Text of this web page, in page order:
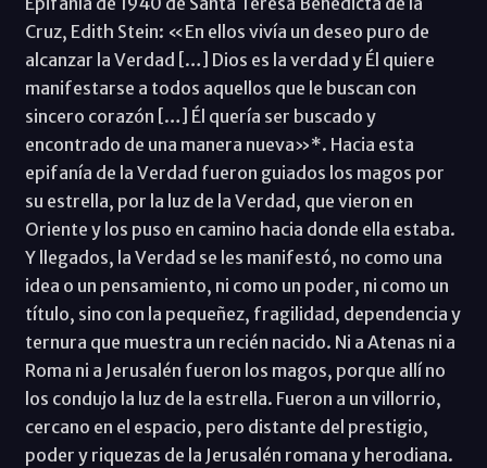
Cruz, Edith Stein: «En ellos vivía un deseo puro de
alcanzar la Verdad […] Dios es la verdad y Él quiere
manifestarse a todos aquellos que le buscan con
sincero corazón […] Él quería ser buscado y
encontrado de una manera nueva»*. Hacia esta
epifanía de la Verdad fueron guiados los magos por
su estrella, por la luz de la Verdad, que vieron en
Oriente y los puso en camino hacia donde ella estaba.
Y llegados, la Verdad se les manifestó, no como una
idea o un pensamiento, ni como un poder, ni como un
título, sino con la pequeñez, fragilidad, dependencia y
ternura que muestra un recién nacido. Ni a Atenas ni a
Roma ni a Jerusalén fueron los magos, porque allí no
los condujo la luz de la estrella. Fueron a un villorrio,
cercano en el espacio, pero distante del prestigio,
poder y riquezas de la Jerusalén romana y herodiana.